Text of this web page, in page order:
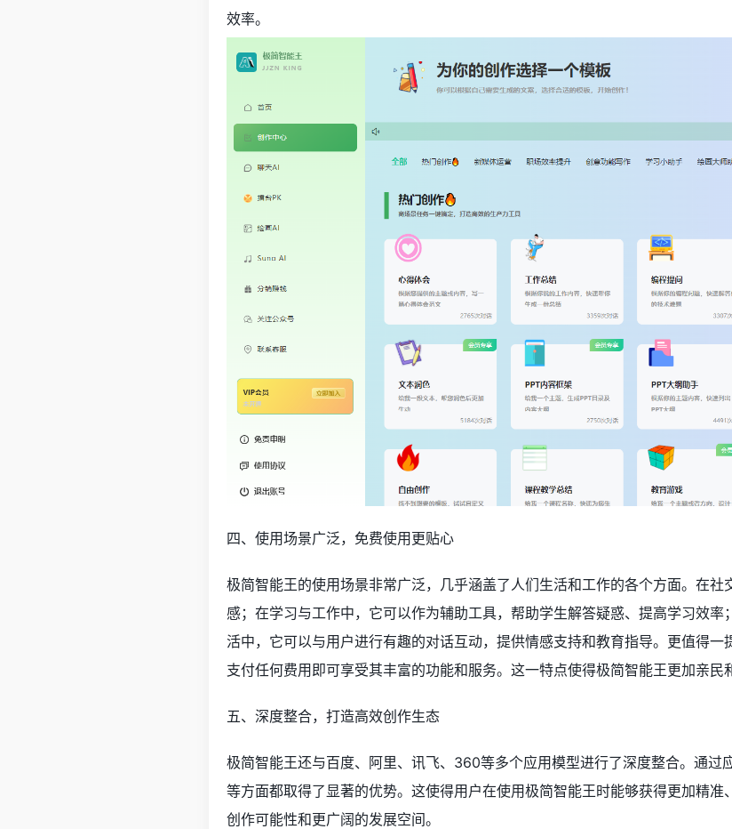
效率。
四、使用场景广泛，免费使用更贴心
极简智能王的使用场景非常广泛，几乎涵盖了人们生活和工作的各个方面。在
感；在学习与工作中，它可以作为辅助工具，帮助学生解答疑惑、提高学习效
活中，它可以与用户进行有趣的对话互动，提供情感支持和教育指导。更值得一
支付任何费用即可享受其丰富的功能和服务。这一特点使得极简智能王更加亲民
五、深度整合，打造高效创作生态
极简智能王还与百度、阿里、讯飞、360等多个应用模型进行了深度整合。通
等方面都取得了显著的优势。这使得用户在使用极简智能王时能够获得更加精
创作可能性和更广阔的发展空间。